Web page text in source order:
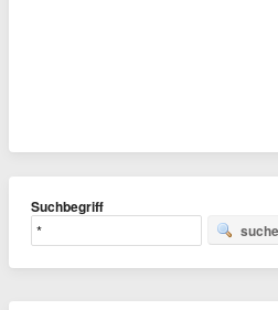
Suchbegriff